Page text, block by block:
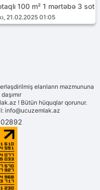
100 m² 1 mərtəbə 3 sot
21.02.2025 01:05
elanların məzmununa
! Bütün hüquqlar qorunur.
info@ucuzemlak.az